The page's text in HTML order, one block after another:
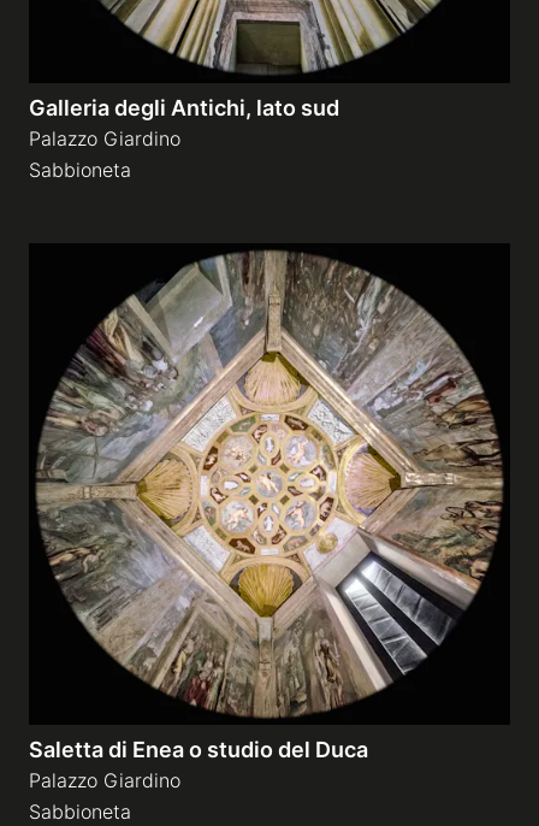
Galleria degli Antichi, lato sud
Palazzo Giardino
Sabbioneta
Saletta di Enea o studio del Duca
Palazzo Giardino
Sabbioneta